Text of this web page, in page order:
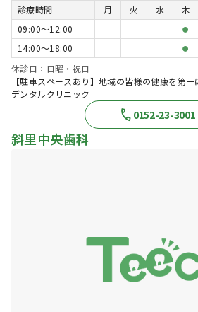
診療時間 月 火 水 木
09:00〜12:00
●
14:00〜18:00 ●
休診日：日曜・祝日
【駐車スペースあり】地域の皆様の健康を第
デンタルクリニック
0152-23-3001
斜里中央歯科